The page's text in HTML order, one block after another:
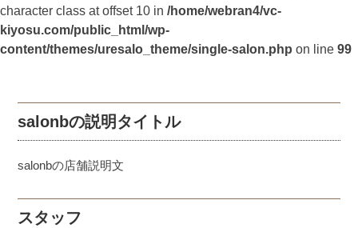
character class at offset 10 in /home/webran4/vc-
kiyosu.com/public_html/wp-
content/themes/uresalo_theme/single-salon.php on line 99
salonbの説明タイトル
salonbの店舗説明文
スタッフ